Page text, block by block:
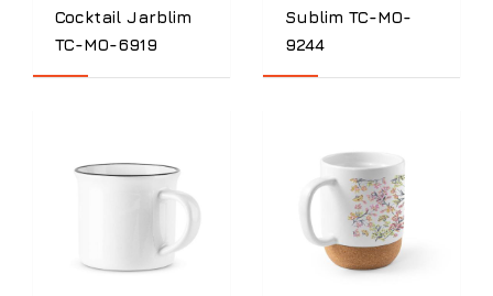
Cocktail Jarblim
TC-MO-6919
Sublim TC-MO-
9244